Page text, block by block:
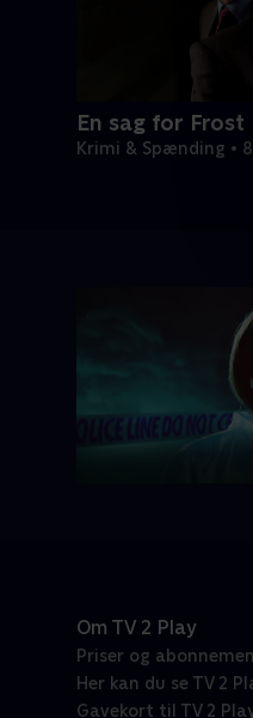
En sag for Frost
Krimi & Spænding • 8
Om TV 2 Play
Priser og
Her kan du se TV 2
Gavekort til TV 2